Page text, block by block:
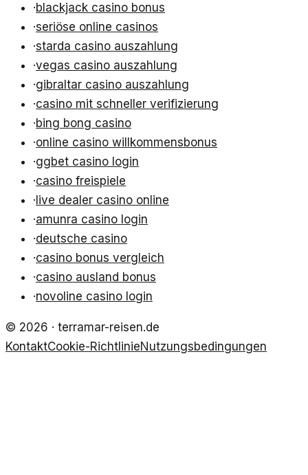
·blackjack casino bonus
·seriöse online casinos
·starda casino auszahlung
·vegas casino auszahlung
·gibraltar casino auszahlung
·casino mit schneller verifizierung
·bing bong casino
·online casino willkommensbonus
·ggbet casino login
·casino freispiele
· live dealer casino online
·amunra casino login
·deutsche casino
·casino bonus vergleich
·casino ausland bonus
·novoline casino login
© 2026 · terramar-reisen.de
KontaktCookie-RichtlinieNutzungsbedingungen